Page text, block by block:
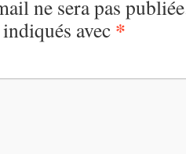
ne sera pas
avec *